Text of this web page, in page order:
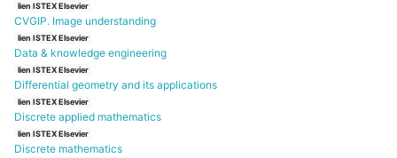
lien ISTEX Elsevier
CVGIP. Image understanding
lien ISTEX Elsevier
Data & knowledge engineering
lien ISTEX Elsevier
Differential geometry and its applications
lien ISTEX Elsevier
Discrete applied mathematics
lien ISTEX Elsevier
Discrete mathematics